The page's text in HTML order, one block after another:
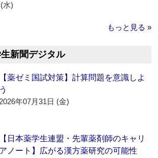
水)
もっと見る »
新聞デジタル
【薬ゼミ国試対策】計算問題を意識しよ
う
2026年07月31日 (金)
【日本薬学生連盟・先輩薬剤師のキャリ
アノート】広がる漢方薬研究の可能性